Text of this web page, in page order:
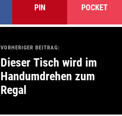
PIN POCKET
VORHERIGER BEITRAG:
Dieser Tisch wird im
Handumdrehen zum
Regal